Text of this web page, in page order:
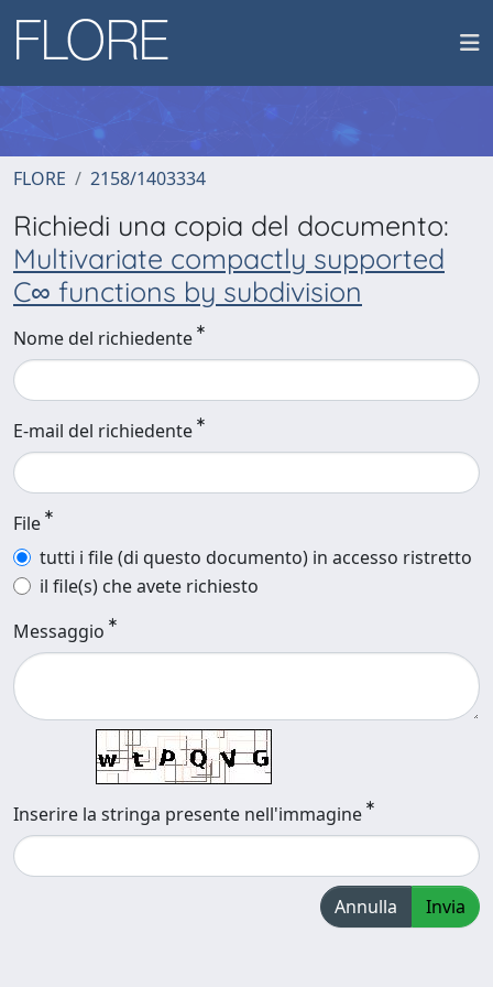
FLORE 2158/1403334
Richiedi una copia del documento:
Multivariate compactly supported
C∞ functions by subdivision
Nome del richiedente
E-mail del richiedente
File
tutti i file (di questo documento) in accesso ristretto
il file(s) che avete richiesto
Messaggio
Inserire la stringa presente nell'immagine
Annulla Invia